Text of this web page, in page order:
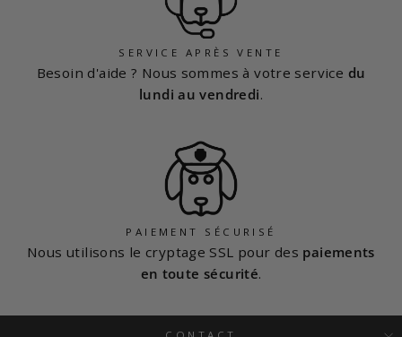
SERVICE APRÈS VENTE
Besoin d'aide ? Nous sommes à votre service du
lundi au vendredi.
PAIEMENT SÉCURISÉ
Nous utilisons le cryptage SSL pour des paiements
en toute sécurité.